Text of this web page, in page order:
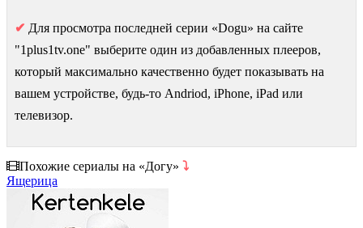
✔ Для просмотра последней серии «Dogu» на сайте
"1plus1tv.one" выберите один из добавленных плееров,
который максимально качественно будет показывать на
вашем устройстве, будь-то Andriod, iPhone, iPad или
телевизор.
Похожие сериалы на «Догу» ⤵
Ящерица